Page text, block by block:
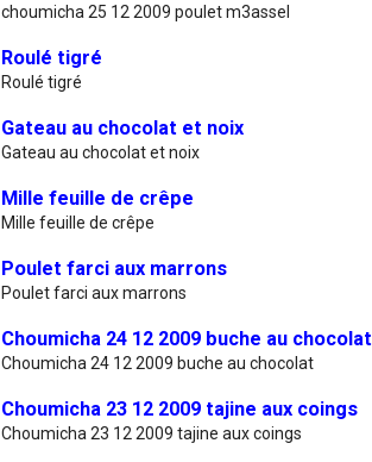
choumicha 25 12 2009 poulet m3assel
Roulé tigré
Roulé tigré
Gateau au chocolat et noix
Gateau au chocolat et noix
Mille feuille de crêpe
Mille feuille de crêpe
Poulet farci aux marrons
Poulet farci aux marrons
Choumicha 24 12 2009 buche au chocolat
Choumicha 24 12 2009 buche au chocolat
Choumicha 23 12 2009 tajine aux coings
Choumicha 23 12 2009 tajine aux coings